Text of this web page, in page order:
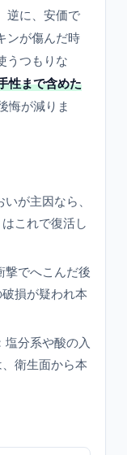
逆に、安価で
ンが傷んだ時
うつもりな
性まで含めた
悔が減りま
いが主因なら、
これで復活し
撃でへこんだ後
損が疑われ本
塩分系や酸の入
衛生面から本